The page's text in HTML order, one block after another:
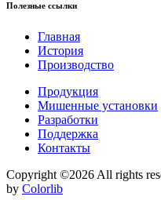
Полезные ссылки
Главная
История
Производство
Продукция
Мишенные установки
Разработки
Поддержка
Контакты
Copyright ©2026 All rights
by Colorlib